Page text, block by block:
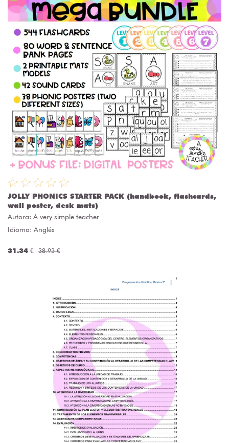
JOLLY PHONICS STARTER PACK (handbook, flashcards,
wall poster, desk mats)
Autora: A very simple teacher
Idioma: Anglés
31.34 € 38.93 €